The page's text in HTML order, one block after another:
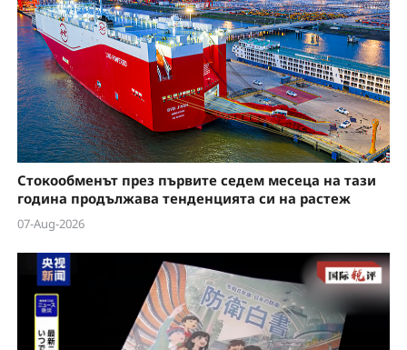
Стокообменът през първите седем месеца на тази
година продължава тенденцията си на растеж
07-Aug-2026